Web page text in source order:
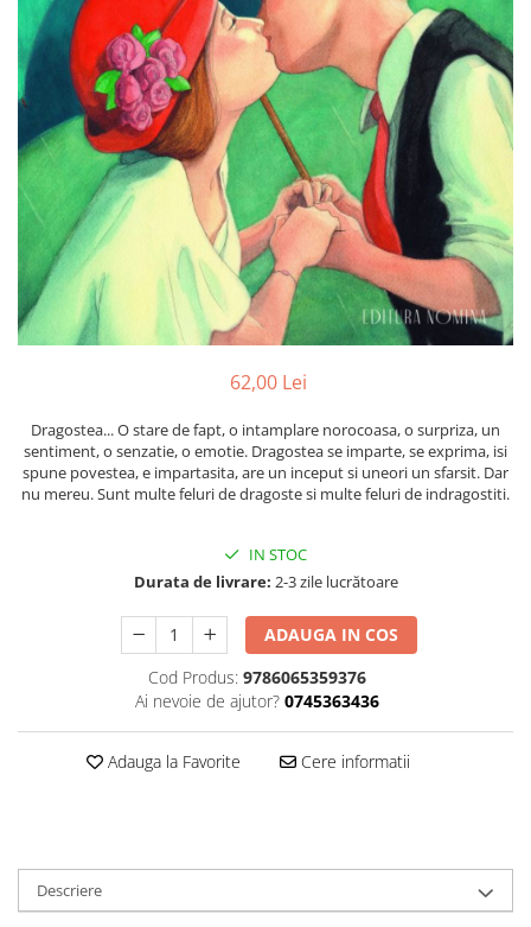
Povești
Reviste
Știință si natură
Vârstă
0-2 ani
10+ ani
14+ ani
2-5 ani
5-7 ani
7-10 ani
Adulți
Cera
Editura Aramis
Editura Arthur
Editura Cartea Copiilor
Editura Gama
Editura Lizuka Educativ
Editura Nemira
62,00 Lei
Dragostea... O stare de fapt, o intamplare norocoasa, o surpriza, un
sentiment, o senzatie, o emotie. Dragostea se imparte, se exprima, isi
spune povestea, e impartasita, are un inceput si uneori un sfarsit. Dar
nu mereu. Sunt multe feluri de dragoste si multe feluri de indragostiti.
IN STOC
Durata de livrare: 2-3 zile lucrătoare
ADAUGA IN COS
Cod Produs: 9786065359376
Ai nevoie de ajutor? 0745363436
Adauga la Favorite Cere informatii
Descriere